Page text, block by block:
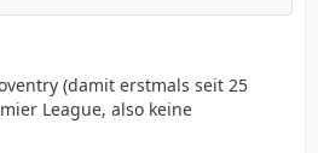
(damit erstmals seit 25
League, also keine